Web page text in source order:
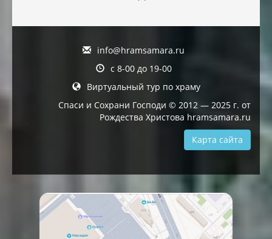
info@hramsamara.ru
с 8-00 до 19-00
Виртуальный тур по храму
Спаси и Сохрани Господи © 2012 — 2025 г. от
Рождества Христова hramsamara.ru
Карта сайта